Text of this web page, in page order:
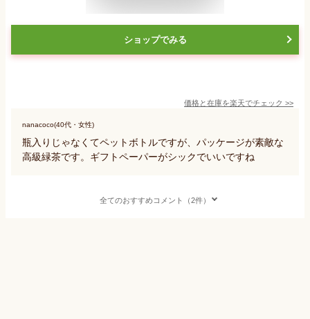
ショップでみる
価格と在庫を楽天でチェック >>
nanacoco(40代・女性)
瓶入りじゃなくてペットボトルですが、パッケージが素敵な
高級緑茶です。ギフトペーパーがシックでいいですね
全てのおすすめコメント（2件）